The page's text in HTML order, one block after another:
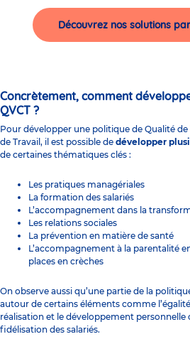
Découvrez nos solutions
Concrètement, comment
QVCT ?
Pour développer une politique de Qualité
de Travail, il est possible de développer
de certaines thématiques clés :
Les pratiques managériales
La formation des salariés
L’accompagnement dans la
Les relations sociales
La prévention en matière de santé
L’accompagnement à la parentalité
places en crèches
On observe aussi qu’une partie de la
autour de certains éléments comme
réalisation et le développement personnelle
fidélisation des salariés.